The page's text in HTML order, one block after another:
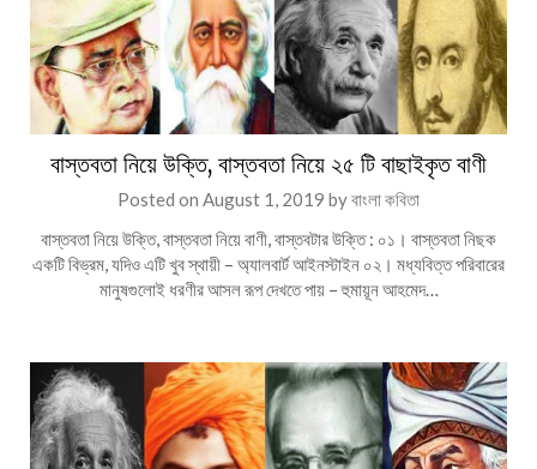
বাস্তবতা নিয়ে উক্তি, বাস্তবতা নিয়ে ২৫ টি বাছাইকৃত বাণী
Posted on August 1, 2019 byবাংলা কবিতা
বাস্তবতা নিয়ে উক্তি, বাস্তবতা নিয়ে বাণী, বাস্তবটার উক্তি : ০১। বাস্তবতা নিছক
একটি বিভ্রম, যদিও এটি খুব স্থায়ী – অ্যালবার্ট আইনস্টাইন ০২। মধ্যবিত্ত পরিবারের
মানুষগুলোই ধরণীর আসল রূপ দেখতে পায় – হুমায়ূন আহমেদ…